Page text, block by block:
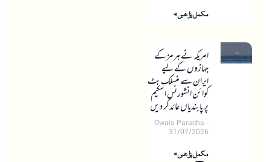
مکمل پڑھیں »
امریکہ نے ہرمز کے
جہازوں کے لیے
ایران سے منسلک بٹ
کوائن انشورنس اسکیم
پر پابندیاں عائد کر دیں
Owais Paracha
31/07/2026
مکمل پڑھیں »